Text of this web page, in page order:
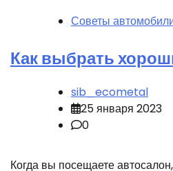
Советы
Как выбрать
sib_ecometal
25 января 2023
0
Когда вы посещаете